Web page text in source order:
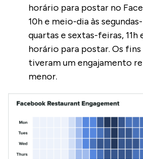
horário para postar no
10h e meio-dia às
quartas e sextas-feiras, 11h
horário para postar. Os fins
tiveram um engajamento
menor.